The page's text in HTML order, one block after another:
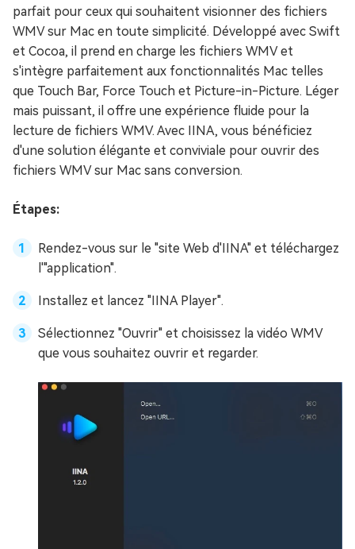
parfait pour ceux qui souhaitent visionner des fichiers
WMV sur Mac en toute simplicité. Développé avec Swift
et Cocoa, il prend en charge les fichiers WMV et
s'intègre parfaitement aux fonctionnalités Mac telles
que Touch Bar, Force Touch et Picture-in-Picture. Léger
mais puissant, il offre une expérience fluide pour la
lecture de fichiers WMV. Avec IINA, vous bénéficiez
d'une solution élégante et conviviale pour ouvrir des
fichiers WMV sur Mac sans conversion.
Étapes:
Rendez-vous sur le "site Web d'IINA" et téléchargez
l'"application".
Installez et lancez "IINA Player".
Sélectionnez "Ouvrir" et choisissez la vidéo WMV
que vous souhaitez ouvrir et regarder.